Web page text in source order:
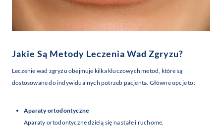
Jakie Są Metody Leczenia Wad Zgryzu?
Leczenie wad zgryzu obejmuje kilka kluczowych metod, które są
dostosowane do indywidualnych potrzeb pacjenta. Główne opcje to:
Aparaty ortodontyczne
Aparaty ortodontyczne dzielą się na stałe i ruchome.